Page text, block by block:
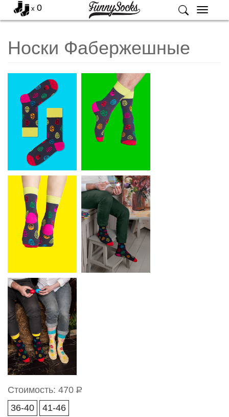
Меню
x 0
Носки Фабержешные
Стоимость: 470 Р
36-40
41-46